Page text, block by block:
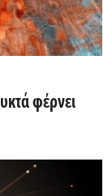
φέρνει